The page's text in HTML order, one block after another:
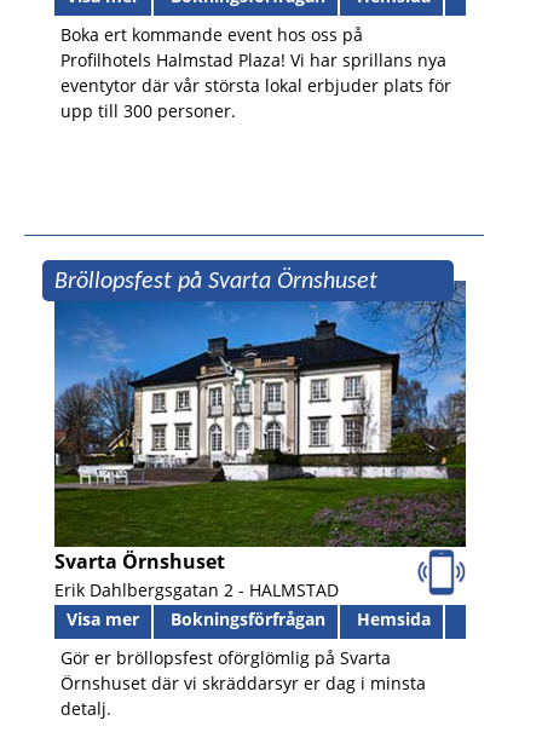
Boka ert kommande event hos oss på
Profilhotels Halmstad Plaza! Vi har sprillans nya
eventytor där vår största lokal erbjuder plats för
upp till 300 personer.
Bröllopsfest på Svarta Örnshuset
Svarta Örnshuset
Erik Dahlbergsgatan 2 - HALMSTAD
Visa mer
Bokningsförfrågan
Hemsida
Gör er bröllopsfest oförglömlig på Svarta
Örnshuset där vi skräddarsyr er dag i minsta
detalj.